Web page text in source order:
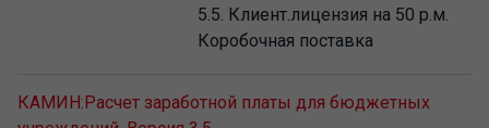
5.5. Клиент.лицензия на 50 р.м.
Коробочная поставка
КАМИН:Расчет заработной платы для бюджетных